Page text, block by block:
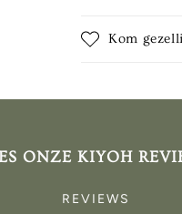
Kom
ONZE KIYOH
REVIEWS